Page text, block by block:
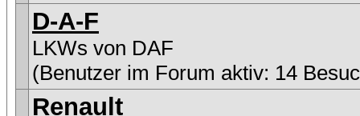
D-A-F
LKWs von DAF
(Benutzer im Forum aktiv: 14
Renault